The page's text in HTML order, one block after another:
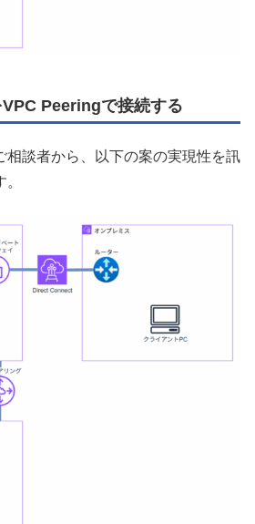
Peeringで接続する
相談者から、以下の案の実現性を訊